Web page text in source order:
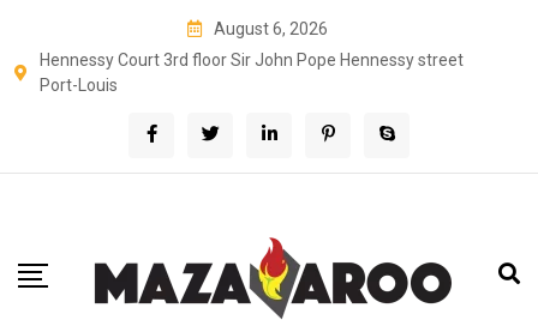
content
August 6, 2026
Hennessy Court 3rd floor Sir John Pope Hennessy street
Port-Louis